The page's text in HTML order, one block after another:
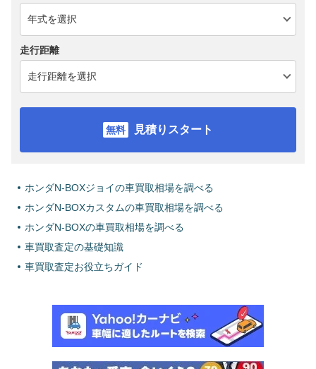
走行距離
見積りスタート
ホンダN-BOXジョイの車買取相場を調べる
ホンダN-BOXカスタムの車買取相場を調べる
ホンダN-BOXの車買取相場を調べる
車買取査定の基礎知識
車買取査定お役立ちガイド